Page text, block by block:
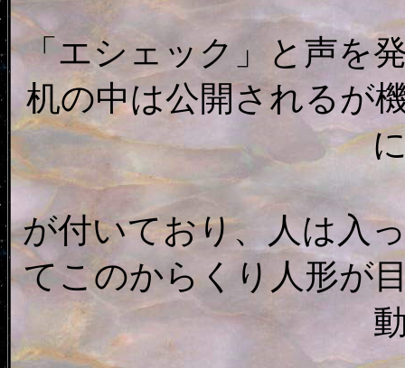
「エシェック」と声を
机の中は公開されるが
が付いており、人は入
てこのからくり人形が